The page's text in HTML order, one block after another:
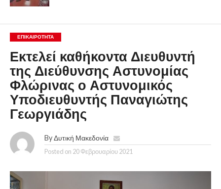
ΕΠΙΚΑΙΡΟΤΗΤΑ
Εκτελεί καθήκοντα Διευθυντή
της Διεύθυνσης Αστυνομίας
Φλώρινας ο Αστυνομικός
Υποδιευθυντής Παναγιώτης
Γεωργιάδης
By Δυτική Μακεδονία
Posted on 20 Φεβρουαρίου 2021